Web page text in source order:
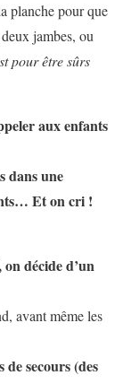
planche pour que
jambes, ou
pour être sûrs
aux enfants
dans une
Et on cri !
décide d’un
avant même les
de secours (des